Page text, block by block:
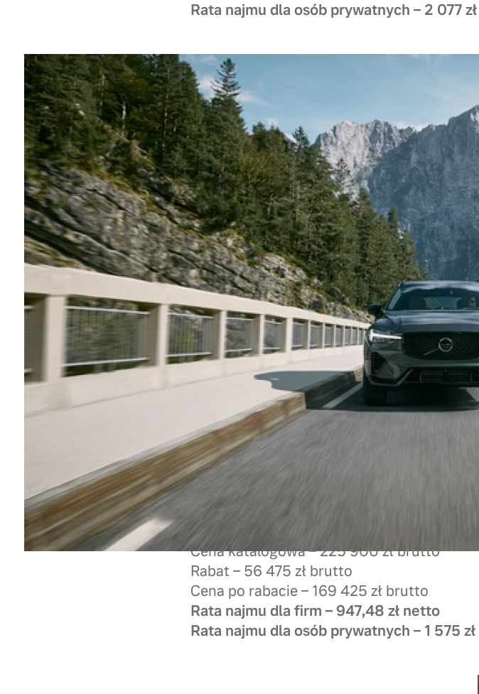
Rata najmu dla osób prywatnych – 2 077
Volvo XC40 B3 Ultra Dark
Cena katalogowa – 225 900 zł brutto
Rabat – 56 475 zł brutto
Cena po rabacie – 169 425 zł brutto
Rata najmu dla firm – 947,48 zł netto
Rata najmu dla osób prywatnych – 1 575